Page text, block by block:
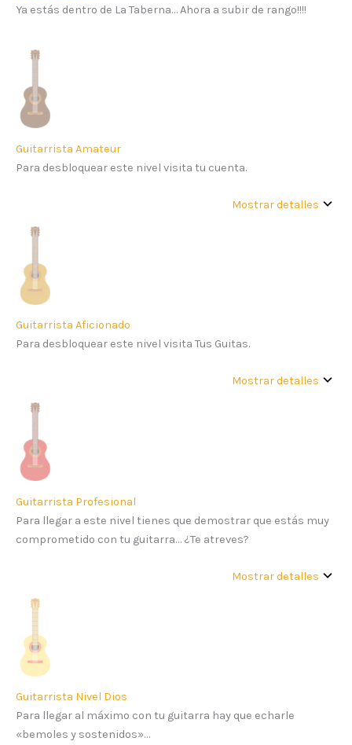
Ya estás dentro de La Taberna… Ahora a subir de rango!!!!
Guitarrista Amateur
Para desbloquear este nivel visita tu cuenta.
Mostrar detalles
Guitarrista Aficionado
Para desbloquear este nivel visita Tus Guitas.
Mostrar detalles
Guitarrista Profesional
Para llegar a este nivel tienes que demostrar que estás muy
comprometido con tu guitarra… ¿Te atreves?
Mostrar detalles
Guitarrista Nivel Dios
Para llegar al máximo con tu guitarra hay que echarle
«bemoles y sostenidos»…